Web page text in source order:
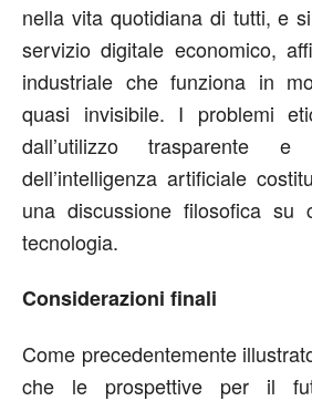
nella vita quotidiana di tutti, e
servizio digitale economico,
industriale che funziona in
quasi invisibile. I problemi
dall’utilizzo trasparente
dell’intelligenza artificiale
una discussione filosofica su
tecnologia.
Considerazioni finali
Come precedentemente
che le prospettive per il